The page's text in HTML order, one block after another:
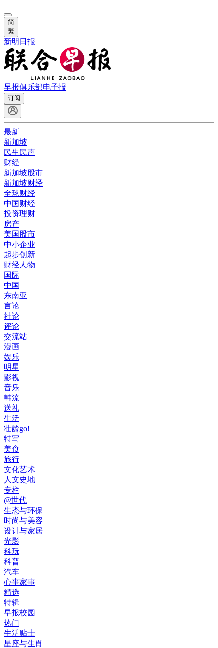
简
繁
新明日报
早报俱乐部电子报
订阅
最新
新加坡
民生民声
财经
新加坡股市
新加坡财经
全球财经
中国财经
投资理财
房产
美国股市
中小企业
起步创新
财经人物
国际
中国
东南亚
言论
社论
评论
交流站
漫画
娱乐
明星
影视
音乐
韩流
送礼
生活
壮龄go!
特写
美食
旅行
文化艺术
人文史地
专栏
@世代
生态与环保
时尚与美容
设计与家居
光影
科玩
科普
汽车
心事家事
精选
特辑
早报校园
热门
生活贴士
星座与生肖